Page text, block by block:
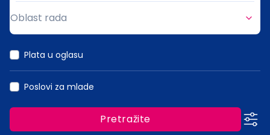
Oblast rada
Plata u oglasu
Poslovi za mlade
Pretražite